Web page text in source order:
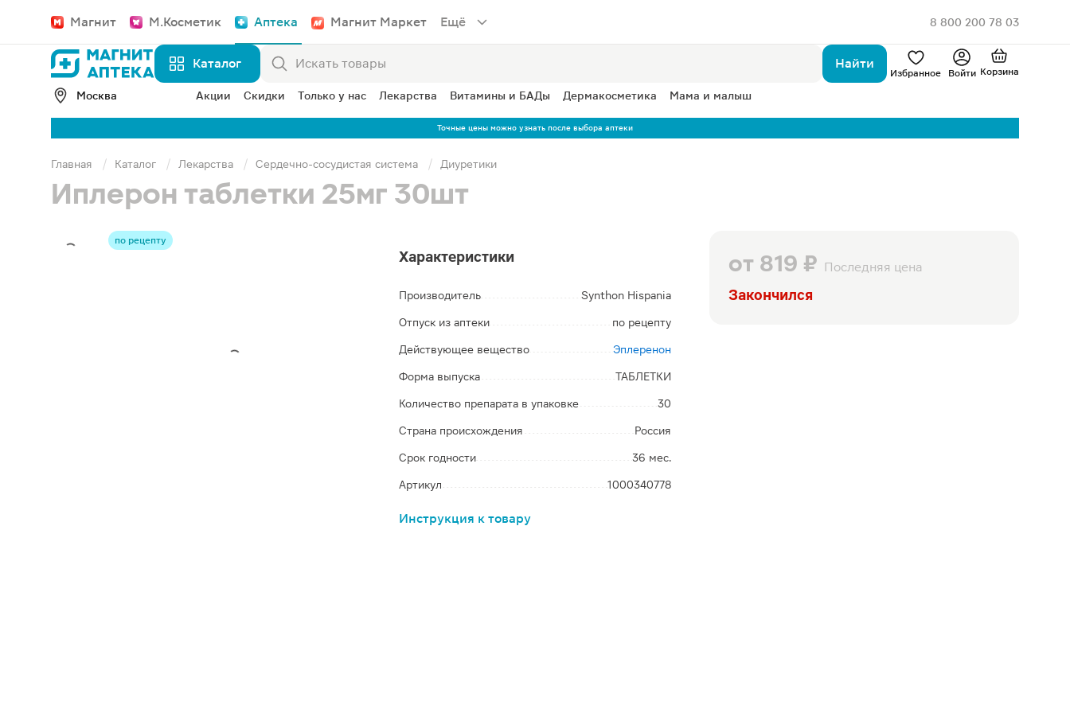
Магнит М.Косметик Аптека Магнит Маркет Ещё 8 800 200 78 03
Каталог Найти
Избранное Войти Корзина
Москва Акции Скидки Только у нас Лекарства Витамины и БАДы Дермакосметика Мама и малыш
Точные цены можно узнать после выбора аптеки
Главная Каталог Лекарства Сердечно-сосудистая система Диуретики
Иплерон таблетки 25мг 30шт
по рецепту
от 819 ₽ Последняя цена
Закончился
Характеристики
Производитель Synthon Hispania
Отпуск из аптеки по рецепту
Действующее вещество Эплеренон
Форма выпуска ТАБЛЕТКИ
Количество препарата в упаковке 30
Страна происхождения Россия
Срок годности 36 мес.
Артикул 1000340778
Инструкция к товару